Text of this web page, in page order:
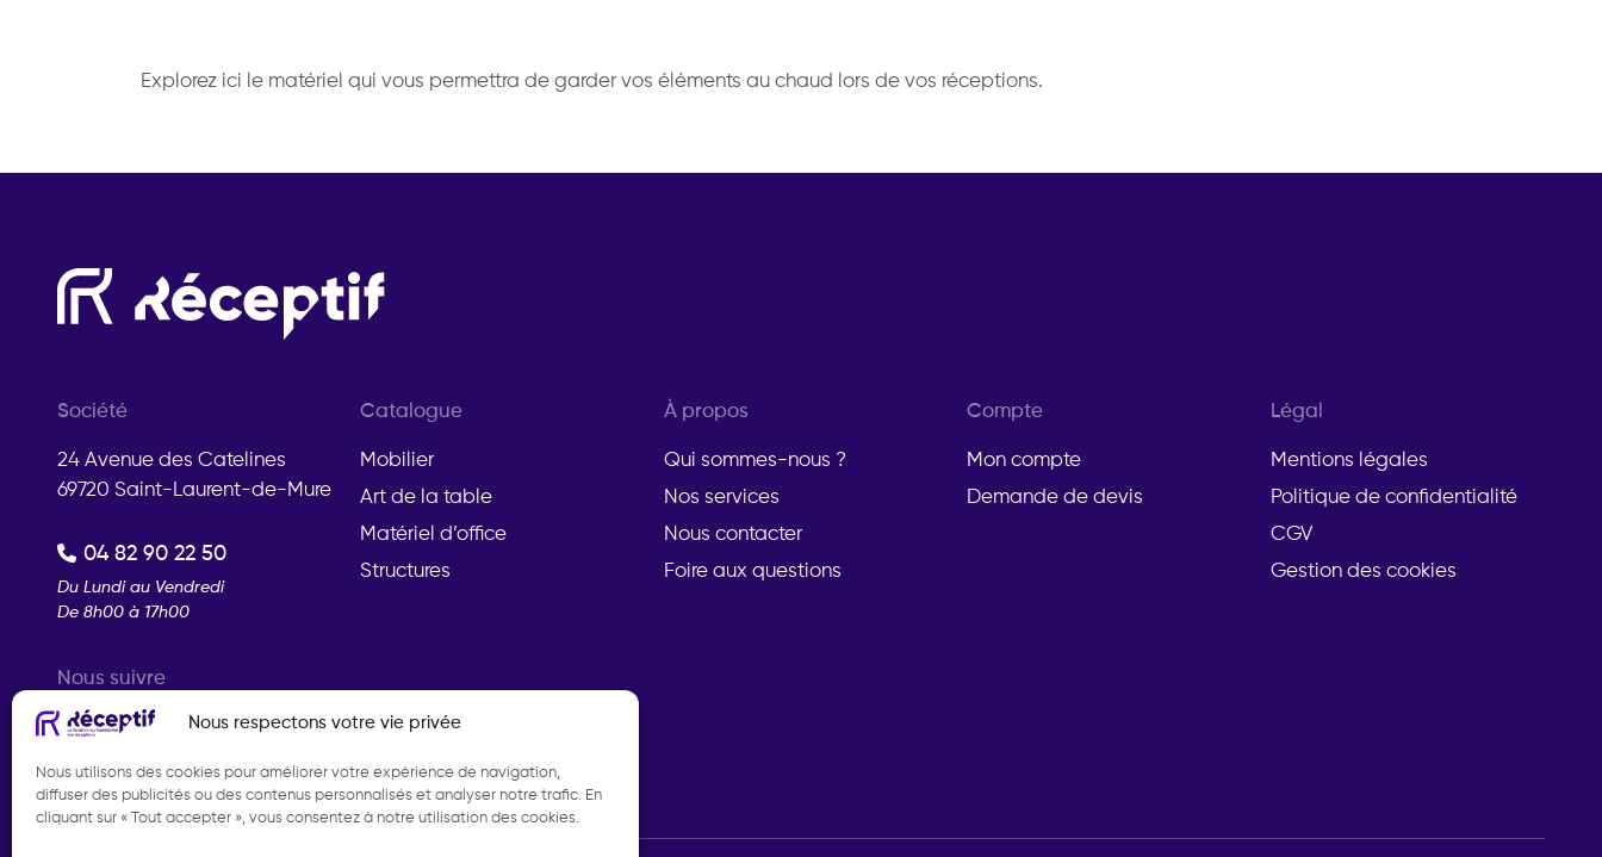
Nous respectons votre vie privée
Nous utilisons des cookies pour améliorer votre expérience de navigation,
diffuser des publicités ou des contenus personnalisés et analyser notre trafic. En
cliquant sur « Tout accepter », vous consentez à notre utilisation des cookies.
Explorez ici le matériel qui vous permettra de garder vos éléments au chaud lors de vos réceptions.
Société
24 Avenue des Catelines
69720 Saint-Laurent-de-Mure
04 82 90 22 50
Du Lundi au Vendredi
De 8h00 à 17h00
Nous suivre
Instagram
Catalogue
Mobilier
Art de la table
Matériel d’office
Structures
À propos
Qui sommes-nous ?
Nos services
Nous contacter
Foire aux questions
Compte
Mon compte
Demande de devis
Légal
Mentions légales
Politique de confidentialité
CGV
Gestion des cookies